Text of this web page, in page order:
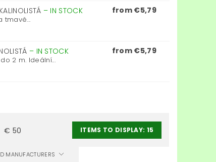
– IN STOCK
tmavě...
from €5,79
– IN STOCK
2 m. Ideální...
from €5,79
€ 50 ITEMS TO DISPLAY: 15
MANUFACTURERS